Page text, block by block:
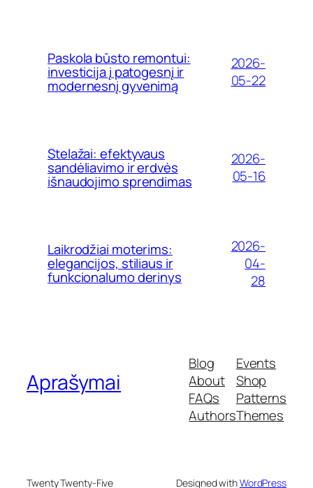
Paskola būsto remontui:
investicija į patogesnį ir
modernesnį gyvenimą
2026-
05-22
Stelažai: efektyvaus
sandėliavimo ir erdvės
išnaudojimo sprendimas
2026-
05-16
Laikrodžiai moterims:
elegancijos, stiliaus ir
funkcionalumo derinys
2026-
04-
28
Aprašymai
Blog
About
FAQs
Authors
Events
Shop
Patterns
Themes
Twenty Twenty-Five Designed withWordPress